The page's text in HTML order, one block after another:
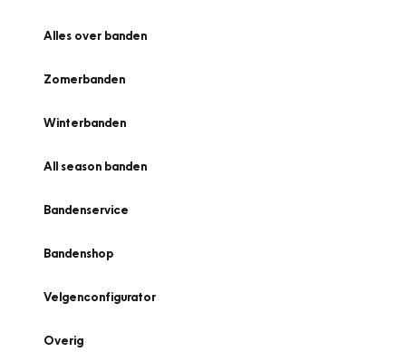
Alles over banden
Zomerbanden
Winterbanden
All season banden
Bandenservice
Bandenshop
Velgenconfigurator
Overig